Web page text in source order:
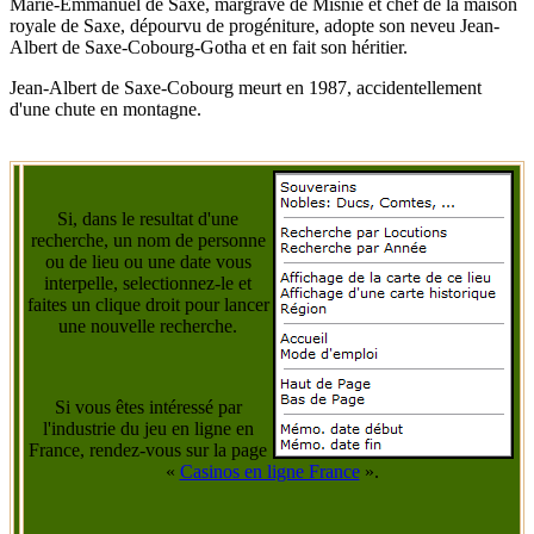
royale de Saxe, dépourvu de progéniture, adopte son neveu Jean-
Albert de Saxe-Cobourg-Gotha et en fait son héritier.
Jean-Albert de Saxe-Cobourg meurt en 1987, accidentellement
d'une chute en montagne.
Si, dans le resultat d'une
recherche, un nom de personne
ou de lieu ou une date vous
interpelle, selectionnez-le et
faites un clique droit pour lancer
une nouvelle recherche.
Si vous êtes intéressé par
l'industrie du jeu en ligne en
France, rendez-vous sur la page
« Casinos en ligne France».